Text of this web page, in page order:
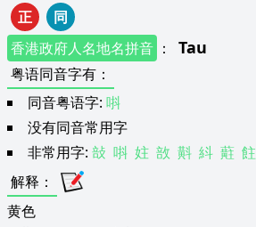
正
同
香港政府人名地名拼音 ： Tau
粤语同音字有 ：
同音粤语字: 唞
没有同音常用字
非常用字: 㪗 唞 妵 敨 斢 紏 蘣 飳
解释 ：
黄色